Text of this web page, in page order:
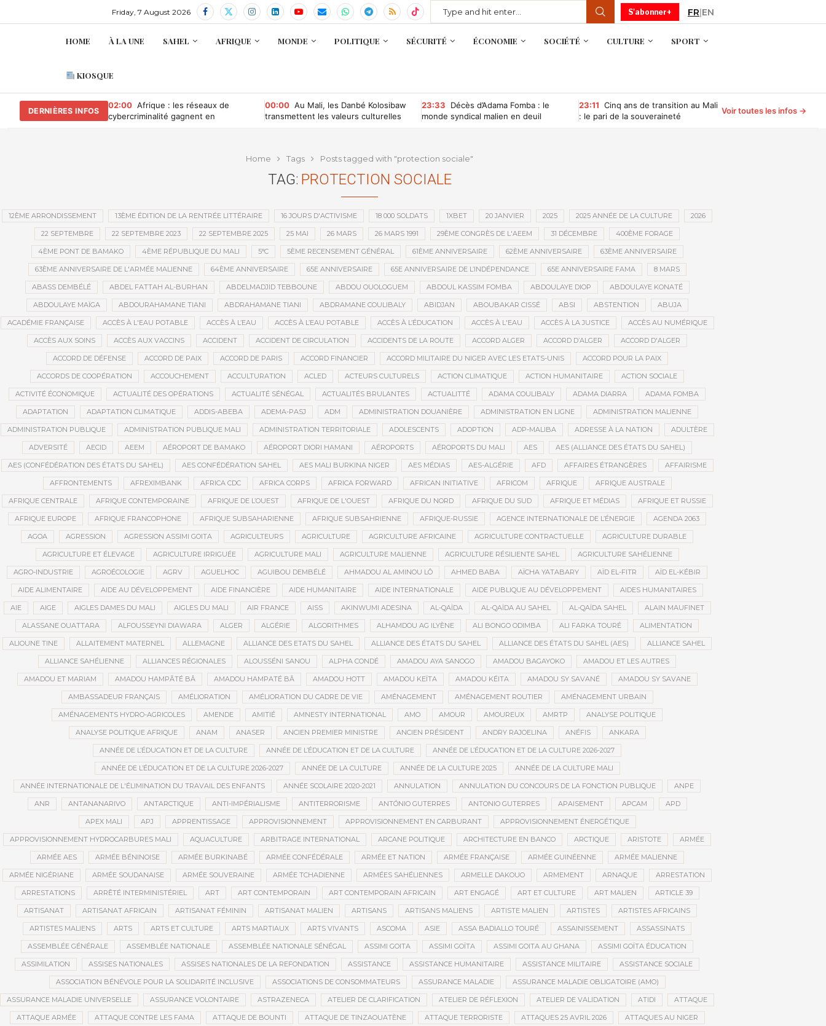
Friday, 7 August 2026 S'abonner+ FR|EN
HOME À LA UNE SAHEL AFRIQUE MONDE POLITIQUE SÉCURITÉ ÉCONOMIE SOCIÉTÉ CULTURE SPORT
KIOSQUE
DERNIÈRES INFOS
02:00 Afrique : les réseaux de
cybercriminalité gagnent en
00:00 Au Mali, les Danbé Kolosibaw
transmettent les valeurs culturelles
23:33
Décès d’Adama Fomba : le
monde syndical malien en deuil
23:11 Cinq ans de transition au Mali
: le pari de la souveraineté
Voir toutes les infos →
Home Tags Posts tagged with "protection sociale"
TAG: PROTECTION SOCIALE
12ÈME ARRONDISSEMENT 13ÈME ÉDITION DE LA RENTRÉE LITTÉRAIRE 16 JOURS D'ACTIVISME 18 000 SOLDATS 1XBET 20 JANVIER 2025 2025 ANNÉE DE LA CULTURE 2026
22 SEPTEMBRE 22 SEPTEMBRE 2023 22 SEPTEMBRE 2025 25 MAI 26 MARS 26 MARS 1991 29ÈME CONGRÈS DE L'AEEM 31 DÉCEMBRE 400ÈME FORAGE
4ÈME PONT DE BAMAKO 4ÈME RÉPUBLIQUE DU MALI 5°C 5ÈME RECENSEMENT GÉNÉRAL 61ÈME ANNIVERSAIRE 62ÈME ANNIVERSAIRE 63ÈME ANNIVERSAIRE
63ÈME ANNIVERSAIRE DE L'ARMÉE MALIENNE 64ÈME ANNIVERSAIRE 65E ANNIVERSAIRE 65E ANNIVERSAIRE DE L’INDÉPENDANCE 65E ANNIVERSAIRE FAMA 8 MARS
ABASS DEMBÉLÉ ABDEL FATTAH AL-BURHAN ABDELMADJID TEBBOUNE ABDOU OUOLOGUEM ABDOUL KASSIM FOMBA ABDOULAYE DIOP ABDOULAYE KONATÉ
ABDOULAYE MAÏGA ABDOURAHAMANE TIANI ABDRAHAMANE TIANI ABDRAMANE COULIBALY ABIDJAN ABOUBAKAR CISSÉ ABSI ABSTENTION ABUJA
ACADÉMIE FRANÇAISE ACCÈS À L'EAU POTABLE ACCÈS À L’EAU ACCÈS À L’EAU POTABLE ACCÈS À L’ÉDUCATION ACCÈS À L'EAU ACCÈS À LA JUSTICE ACCÈS AU NUMÉRIQUE
ACCÈS AUX SOINS ACCÈS AUX VACCINS ACCIDENT ACCIDENT DE CIRCULATION ACCIDENTS DE LA ROUTE ACCORD ALGER ACCORD D’ALGER ACCORD D'ALGER
ACCORD DE DÉFENSE ACCORD DE PAIX ACCORD DE PARIS ACCORD FINANCIER ACCORD MILITAIRE DU NIGER AVEC LES ETATS-UNIS ACCORD POUR LA PAIX
ACCORDS DE COOPÉRATION ACCOUCHEMENT ACCULTURATION ACLED ACTEURS CULTURELS ACTION CLIMATIQUE ACTION HUMANITAIRE ACTION SOCIALE
ACTIVITÉ ÉCONOMIQUE ACTUALITÉ DES OPÉRATIONS ACTUALITÉ SÉNÉGAL ACTUALITÉS BRULANTES ACTUALITTÉ ADAMA COULIBALY ADAMA DIARRA ADAMA FOMBA
ADAPTATION ADAPTATION CLIMATIQUE ADDIS-ABEBA ADEMA-PASJ ADM ADMINISTRATION DOUANIÈRE ADMINISTRATION EN LIGNE ADMINISTRATION MALIENNE
ADMINISTRATION PUBLIQUE ADMINISTRATION PUBLIQUE MALI ADMINISTRATION TERRITORIALE ADOLESCENTS ADOPTION ADP-MALIBA ADRESSE À LA NATION ADULTÈRE
ADVERSITÉ AECID AEEM AÉROPORT DE BAMAKO AÉROPORT DIORI HAMANI AÉROPORTS AÉROPORTS DU MALI AES AES (ALLIANCE DES ÉTATS DU SAHEL)
AES (CONFÉDÉRATION DES ÉTATS DU SAHEL) AES CONFÉDÉRATION SAHEL AES MALI BURKINA NIGER AES MÉDIAS AES-ALGÉRIE AFD AFFAIRES ÉTRANGÈRES AFFAIRISME
AFFRONTEMENTS AFREXIMBANK AFRICA CDC AFRICA CORPS AFRICA FORWARD AFRICAN INITIATIVE AFRICOM AFRIQUE AFRIQUE AUSTRALE
AFRIQUE CENTRALE AFRIQUE CONTEMPORAINE AFRIQUE DE L’OUEST AFRIQUE DE L'OUEST AFRIQUE DU NORD AFRIQUE DU SUD AFRIQUE ET MÉDIAS AFRIQUE ET RUSSIE
AFRIQUE EUROPE AFRIQUE FRANCOPHONE AFRIQUE SUBSAHARIENNE AFRIQUE SUBSAHRIENNE AFRIQUE-RUSSIE AGENCE INTERNATIONALE DE L’ÉNERGIE AGENDA 2063
AGOA AGRESSION AGRESSION ASSIMI GOITA AGRICULTEURS AGRICULTURE AGRICULTURE AFRICAINE AGRICULTURE CONTRACTUELLE AGRICULTURE DURABLE
AGRICULTURE ET ÉLEVAGE AGRICULTURE IRRIGUÉE AGRICULTURE MALI AGRICULTURE MALIENNE AGRICULTURE RÉSILIENTE SAHEL AGRICULTURE SAHÉLIENNE
AGRO-INDUSTRIE AGROÉCOLOGIE AGRV AGUELHOC AGUIBOU DEMBÉLÉ AHMADOU AL AMINOU LÔ AHMED BABA AÏCHA YATABARY AÏD EL-FITR AÏD EL-KÉBIR
AIDE ALIMENTAIRE AIDE AU DÉVELOPPEMENT AIDE FINANCIÈRE AIDE HUMANITAIRE AIDE INTERNATIONALE AIDE PUBLIQUE AU DÉVELOPPEMENT AIDES HUMANITAIRES
AIE AIGE AIGLES DAMES DU MALI AIGLES DU MALI AIR FRANCE AISS AKINWUMI ADESINA AL-QAÏDA AL-QAÏDA AU SAHEL AL-QAÏDA SAHEL ALAIN MAUFINET
ALASSANE OUATTARA ALFOUSSEYNI DIAWARA ALGER ALGÉRIE ALGORITHMES ALHAMDOU AG ILYÈNE ALI BONGO ODIMBA ALI FARKA TOURÉ ALIMENTATION
ALIOUNE TINE ALLAITEMENT MATERNEL ALLEMAGNE ALLIANCE DES ETATS DU SAHEL ALLIANCE DES ÉTATS DU SAHEL ALLIANCE DES ÉTATS DU SAHEL (AES) ALLIANCE SAHEL
ALLIANCE SAHÉLIENNE ALLIANCES RÉGIONALES ALOUSSÉNI SANOU ALPHA CONDÉ AMADOU AYA SANOGO AMADOU BAGAYOKO AMADOU ET LES AUTRES
AMADOU ET MARIAM AMADOU HAMPÂTÉ BÂ AMADOU HAMPATÉ BÂ AMADOU HOTT AMADOU KEÏTA AMADOU KÉITA AMADOU SY SAVANÉ AMADOU SY SAVANE
AMBASSADEUR FRANÇAIS AMÉLIORATION AMÉLIORATION DU CADRE DE VIE AMÉNAGEMENT AMÉNAGEMENT ROUTIER AMÉNAGEMENT URBAIN
AMÉNAGEMENTS HYDRO-AGRICOLES AMENDE AMITIÉ AMNESTY INTERNATIONAL AMO AMOUR AMOUREUX AMRTP ANALYSE POLITIQUE
ANALYSE POLITIQUE AFRIQUE ANAM ANASER ANCIEN PREMIER MINISTRE ANCIEN PRÉSIDENT ANDRY RAJOELINA ANÉFIS ANKARA
ANNÉE DE L’ÉDUCATION ET DE LA CULTURE ANNÉE DE L’ÉDUCATION ET DE LA CULTURE ANNÉE DE L’ÉDUCATION ET DE LA CULTURE 2026-2027
ANNÉE DE L’ÉDUCATION ET DE LA CULTURE 2026-2027 ANNÉE DE LA CULTURE ANNÉE DE LA CULTURE 2025 ANNÉE DE LA CULTURE MALI
ANNÉE INTERNATIONALE DE L'ÉLIMINATION DU TRAVAIL DES ENFANTS ANNÉE SCOLAIRE 2020-2021 ANNULATION ANNULATION DU CONCOURS DE LA FONCTION PUBLIQUE ANPE
ANR ANTANANARIVO ANTARCTIQUE ANTI-IMPÉRIALISME ANTITERRORISME ANTÓNIO GUTERRES ANTONIO GUTERRES APAISEMENT APCAM APD
APEX MALI APJ APPRENTISSAGE APPROVISIONNEMENT APPROVISIONNEMENT EN CARBURANT APPROVISIONNEMENT ÉNERGÉTIQUE
APPROVISIONNEMENT HYDROCARBURES MALI AQUACULTURE ARBITRAGE INTERNATIONAL ARCANE POLITIQUE ARCHITECTURE EN BANCO ARCTIQUE ARISTOTE ARMÉE
ARMÉE AES ARMÉE BÉNINOISE ARMÉE BURKINABÉ ARMÉE CONFÉDÉRALE ARMÉE ET NATION ARMÉE FRANÇAISE ARMÉE GUINÉENNE ARMÉE MALIENNE
ARMÉE NIGÉRIANE ARMÉE SOUDANAISE ARMÉE SOUVERAINE ARMÉE TCHADIENNE ARMÉES SAHÉLIENNES ARMELLE DAKOUO ARMEMENT ARNAQUE ARRESTATION
ARRESTATIONS ARRÊTÉ INTERMINISTÉRIEL ART ART CONTEMPORAIN ART CONTEMPORAIN AFRICAIN ART ENGAGÉ ART ET CULTURE ART MALIEN ARTICLE 39
ARTISANAT ARTISANAT AFRICAIN ARTISANAT FÉMININ ARTISANAT MALIEN ARTISANS ARTISANS MALIENS ARTISTE MALIEN ARTISTES ARTISTES AFRICAINS
ARTISTES MALIENS ARTS ARTS ET CULTURE ARTS MARTIAUX ARTS VIVANTS ASCOMA ASIE ASSA BADIALLO TOURÉ ASSAINISSEMENT ASSASSINATS
ASSEMBLÉE GÉNÉRALE ASSEMBLÉE NATIONALE ASSEMBLÉE NATIONALE SÉNÉGAL ASSIMI GOITA ASSIMI GOÏTA ASSIMI GOITA AU GHANA ASSIMI GOÏTA ÉDUCATION
ASSIMILATION ASSISES NATIONALES ASSISES NATIONALES DE LA REFONDATION ASSISTANCE ASSISTANCE HUMANITAIRE ASSISTANCE MILITAIRE ASSISTANCE SOCIALE
ASSOCIATION BÉNÉVOLE POUR LA SOLIDARITÉ INCLUSIVE ASSOCIATIONS DE CONSOMMATEURS ASSURANCE MALADIE ASSURANCE MALADIE OBLIGATOIRE (AMO)
ASSURANCE MALADIE UNIVERSELLE ASSURANCE VOLONTAIRE ASTRAZENECA ATELIER DE CLARIFICATION ATELIER DE RÉFLEXION ATELIER DE VALIDATION ATIDI ATTAQUE
ATTAQUE ARMÉE ATTAQUE CONTRE LES FAMA ATTAQUE DE BOUNTI ATTAQUE DE TINZAOUATÈNE ATTAQUE TERRORISTE ATTAQUES 25 AVRIL 2026 ATTAQUES AU NIGER